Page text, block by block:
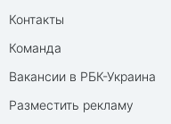
Контакты
Команда
Вакансии в РБК-Украина
Разместить рекламу